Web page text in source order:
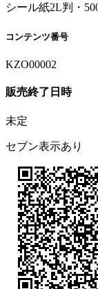
シール紙2L判・
コンテンツ番号
KZO00002
販売終了日時
未定
セブン表示あり